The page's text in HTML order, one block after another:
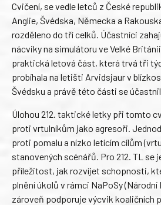
Cvičení, se vedle letců z České
Anglie, Švédska, Německa a
rozděleno do tří celků. Účastníci
nácviky na simulátoru ve Velké
praktická letová část, která trvá tři
probíhala na letišti Arvidsjaur v
Švédsku a právě této části se
Úlohou 212. taktické letky při tomto
proti vrtulníkům jako agresoři.
proti pomalu a nízko letícím cílům
stanovených scénářů. Pro 212. TL se
příležitost, jak rozvíjet schopnosti,
plnění úkolů v rámci NaPoSy
zároveň podporuje výcvik koaličních